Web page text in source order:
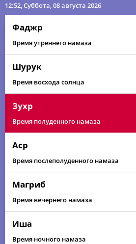
12:52, Суббота, 08 августа 2026
Фаджр
Время утреннего намаза
Шурук
Время восхода солнца
Зухр
Время полуденного намаза
Аср
Время послеполуденного намаза
Магриб
Время вечернего намаза
Иша
Время ночного намаза